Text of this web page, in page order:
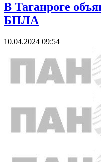
В Таганроге
БПЛА
10.04.2024 09:54